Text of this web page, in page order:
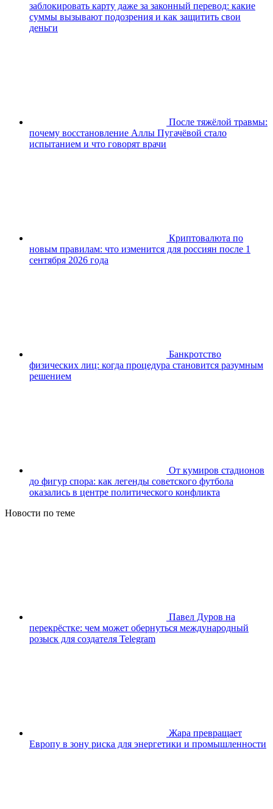
заблокировать карту даже за законный перевод: какие
суммы вызывают подозрения и как защитить свои
деньги
После тяжёлой травмы:
почему восстановление Аллы Пугачёвой стало
испытанием и что говорят врачи
Криптовалюта по
новым правилам: что изменится для россиян после 1
сентября 2026 года
Банкротство
физических лиц: когда процедура становится разумным
решением
От кумиров стадионов
до фигур спора: как легенды советского футбола
оказались в центре политического конфликта
Новости по теме
Павел Дуров на
перекрёстке: чем может обернуться международный
розыск для создателя Telegram
Жара превращает
Европу в зону риска для энергетики и промышленности